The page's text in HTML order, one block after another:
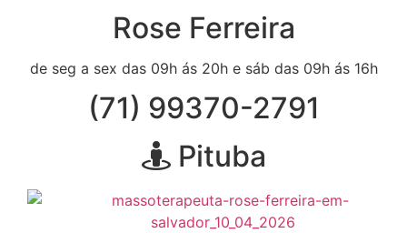
Rose Ferreira
de seg a sex das 09h ás 20h e sáb das 09h ás 16h
(71) 99370-2791
Pituba